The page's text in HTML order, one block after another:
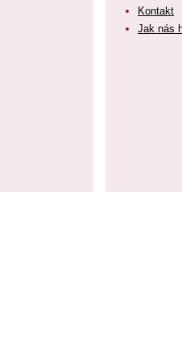
Kontakt
Jak nás